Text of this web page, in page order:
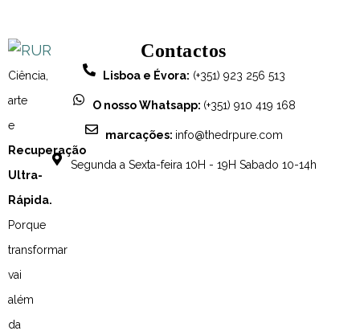
Ciência,
arte
e
Recuperação
Ultra-
Rápida.
Porque
transformar
vai
além
da
Contactos
Lisboa e Évora: (+351) 923 256 513
O nosso Whatsapp: (+351) 910 419 168
marcações: info@thedrpure.com
Segunda a Sexta-feira 10H - 19H Sabado 10-14h